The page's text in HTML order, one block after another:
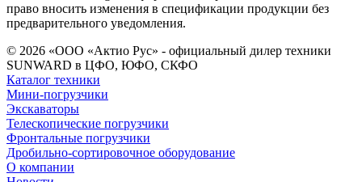
право вносить изменения в спецификации продукции без
предварительного уведомления.
© 2026 «ООО «Актио Рус» - официальный дилер техники
SUNWARD в ЦФО, ЮФО, СКФО
Каталог техники
Мини-погрузчики
Экскаваторы
Телескопические погрузчики
Фронтальные погрузчики
Дробильно-сортировочное оборудование
О компании